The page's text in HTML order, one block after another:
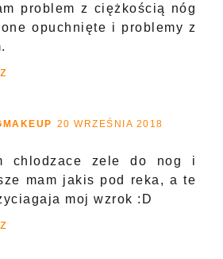
problem z ciężkością nóg
opuchnięte i problemy z
20 WRZEŚNIA 2018
chlodzace zele do nog i
mam jakis pod reka, a te
moj wzrok :D